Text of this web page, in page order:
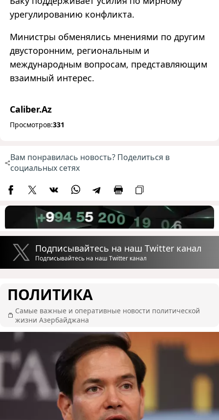
урегулированию конфликта.
Министры обменялись мнениями по другим
двусторонним, региональным и
международным вопросам, представляющим
взаимный интерес.
Caliber.Az
Просмотров:331
Вам понравилась новость? Поделиться в
социальных сетях
Подписывайтесь на наш Twitter канал
Подписывайтесь на наш Twitter канал
ПОЛИТИКА
Самые важные и оперативные новости политической
жизни Азербайджана